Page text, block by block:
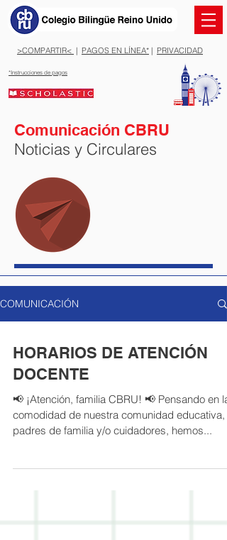
>COMPARTIR< | PAGOS EN LÍNEA* | PRIVACIDAD
*Instrucciones de pagos
Comunicación CBRU
Noticias y Circulares
COMUNICACIÓN
HORARIOS DE ATENCIÓN
DOCENTE
📢 ¡Atención, familia CBRU! 📢 Pensando en la
comodidad de nuestra comunidad educativa,
padres de familia y/o cuidadores, hemos...